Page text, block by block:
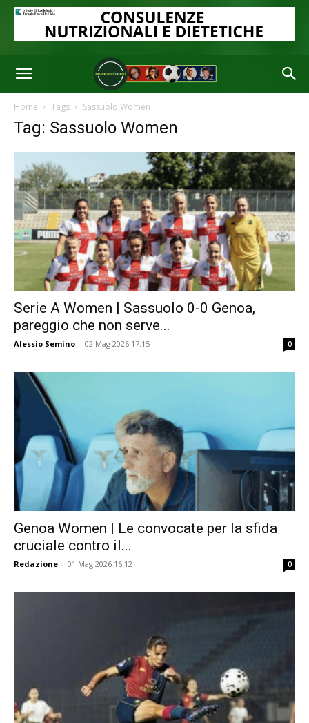
Home Tags Sassuolo Women
Tag: Sassuolo Women
Serie A Women | Sassuolo 0-0 Genoa,
pareggio che non serve...
Alessio Semino - 02 Mag 2026 17:15 0
Genoa Women | Le convocate per la sfida
cruciale contro il...
Redazione - 01 Mag 2026 16:12 0